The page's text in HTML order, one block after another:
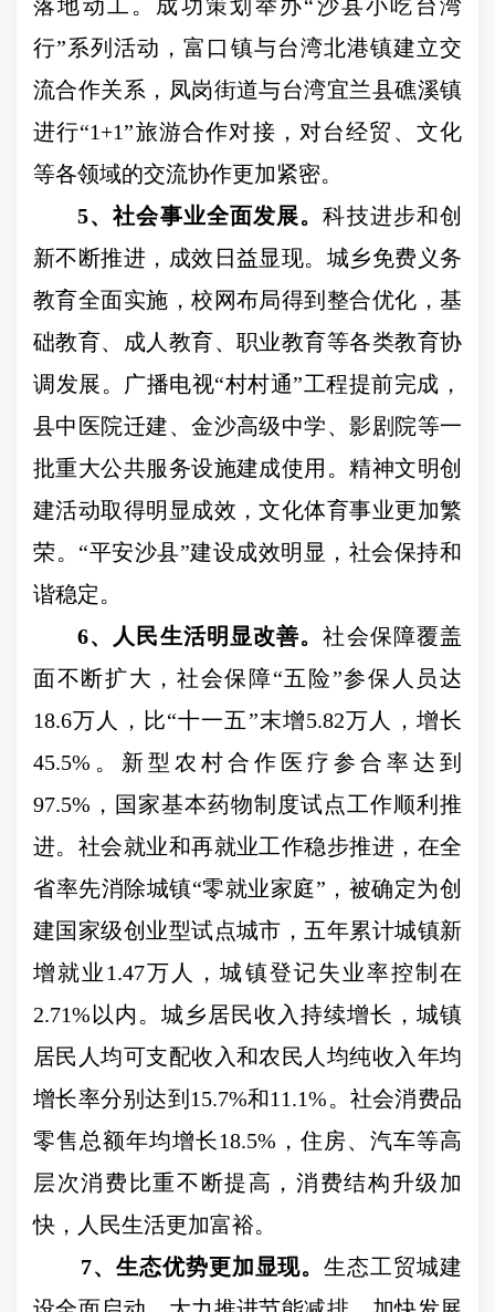
落地动工。成功策划举办“沙县小吃台湾
行”系列活动，富口镇与台湾北港镇建立交
流合作关系，凤岗街道与台湾宜兰县礁溪镇
进行“1+1”旅游合作对接，对台经贸、文化
等各领域的交流协作更加紧密。
5、社会事业全面发展。科技进步和创
新不断推进，成效日益显现。城乡免费义务
教育全面实施，校网布局得到整合优化，基
础教育、成人教育、职业教育等各类教育协
调发展。广播电视“村村通”工程提前完成，
县中医院迁建、金沙高级中学、影剧院等一
批重大公共服务设施建成使用。精神文明创
建活动取得明显成效，文化体育事业更加繁
荣。 “平安沙县”建设成效明显，社会保持和
谐稳定。
6、人民生活明显改善。社会保障覆盖
面不断扩大，社会保障“五险”参保人员达
18.6万人，比“十一五”末增5.82万人，增长
45.5% 。新型农村合作医疗参合率达到
97.5% ，国家基本药物制度试点工作顺利推
进。 社会就业和再就业工作稳步推进，在全
省率先消除城镇“零就业家庭” ，被确定为创
建国家级创业型试点城市，五年累计城镇新
增就业1.47万人，城镇登记失业率控制在
2.71% 以内。城乡居民收入持续增长，城镇
居民人均可支配收入和农民人均纯收入年均
增长率分别达到 15.7%和11.1%。社会消费品
零售总额年均增长18.5% ，住房、汽车等高
层次消费比重不断提高，消费结构升级加
快，人民生活更加富裕。
7、生态优势更加显现。生态工贸城建